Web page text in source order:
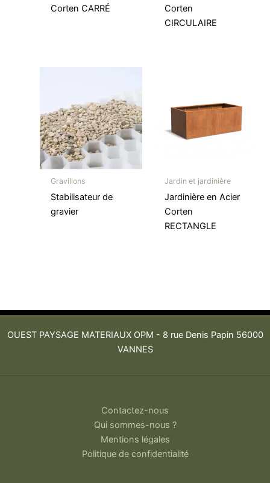
Corten CARRÉ
Corten
CIRCULAIRE
Gravillons
Stabilisateur de
gravier
Jardin et jardinière
Jardinière en Acier
Corten
RECTANGLE
OUEST PAYSAGE MATERIAUX OPM - 8 rue Denis Papin 56000
VANNES
Contactez-nous
Qui sommes-nous ?
Mentions légales
Politique de confidentialité